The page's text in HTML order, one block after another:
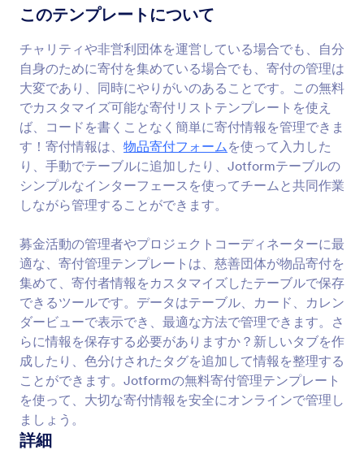
このテンプレートについて
チャリティや非営利団体を運営している場合でも、自分
自身のために寄付を集めている場合でも、寄付の管理は
大変であり、同時にやりがいのあることです。この無料
でカスタマイズ可能な寄付リストテンプレートを使え
ば、コードを書くことなく簡単に寄付情報を管理できま
す！寄付情報は、 物品寄付フォームを使って入力した
り、手動でテーブルに追加したり、Jotformテーブルの
シンプルなインターフェースを使ってチームと共同作業
しながら管理することができます。
募金活動の管理者やプロジェクトコーディネーターに最
適な、寄付管理テンプレートは、慈善団体が物品寄付を
集めて、寄付者情報をカスタマイズしたテーブルで保存
できるツールです。データはテーブル、カード、カレン
ダービューで表示でき、最適な方法で管理できます。さ
らに情報を保存する必要がありますか？新しいタブを作
成したり、色分けされたタグを追加して情報を整理する
ことができます。Jotformの無料寄付管理テンプレート
を使って、大切な寄付情報を安全にオンラインで管理し
ましょう。
詳細